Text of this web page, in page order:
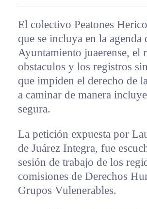
El colectivo Peatones
que se incluya en la agenda
Ayuntamiento juaerense, el
obstaculos y los registros
que impiden el derecho de
a caminar de manera
segura.
La petición expuesta por
de Juárez Integra, fue
sesión de trabajo de los
comisiones de Derechos
Grupos Vulenerables.